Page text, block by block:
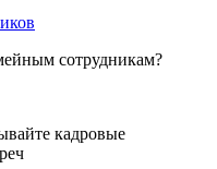
сотрудникам?
кадровые